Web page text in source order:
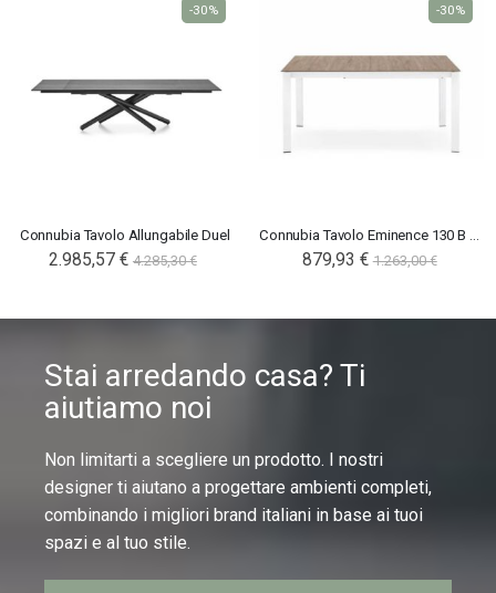
Connubia Tavolo Allungabile Duel
2.985,57 € 4.285,30 €
-30%
879,93 € 1.263,00 €
-30%
Stai arredando casa? Ti
aiutiamo noi
Non limitarti a scegliere un prodotto. I nostri
designer ti aiutano a progettare ambienti completi,
combinando i migliori brand italiani in base ai tuoi
spazi e al tuo stile.